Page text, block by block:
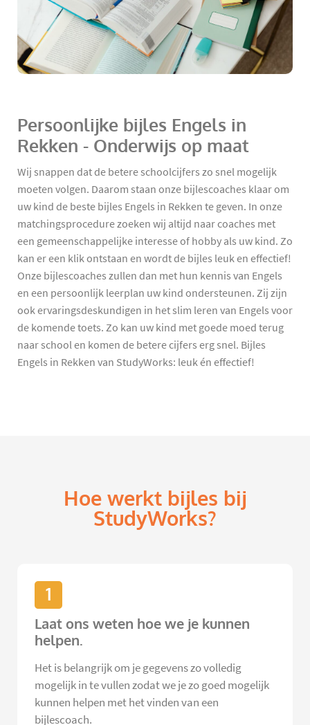
Persoonlijke bijles Engels in
Rekken - Onderwijs op maat
Wij snappen dat de betere schoolcijfers zo snel mogelijk
moeten volgen. Daarom staan onze bijlescoaches klaar om
uw kind de beste bijles Engels in Rekken te geven. In onze
matchingsprocedure zoeken wij altijd naar coaches met
een gemeenschappelijke interesse of hobby als uw kind. Zo
kan er een klik ontstaan en wordt de bijles leuk en effectief!
Onze bijlescoaches zullen dan met hun kennis van Engels
en een persoonlijk leerplan uw kind ondersteunen. Zij zijn
ook ervaringsdeskundigen in het slim leren van Engels voor
de komende toets. Zo kan uw kind met goede moed terug
naar school en komen de betere cijfers erg snel. Bijles
Engels in Rekken van StudyWorks: leuk én effectief!
Hoe werkt bijles bij
StudyWorks?
1
Laat ons weten hoe we je kunnen
helpen.
Het is belangrijk om je gegevens zo volledig
mogelijk in te vullen zodat we je zo goed mogelijk
kunnen helpen met het vinden van een
bijlescoach.